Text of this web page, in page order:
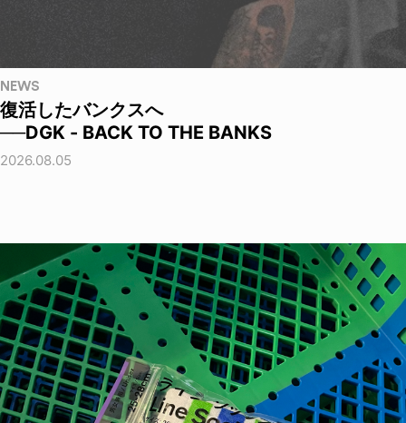
NEWS
復活したバンクスへ
──DGK - BACK TO THE BANKS
2026.08.05